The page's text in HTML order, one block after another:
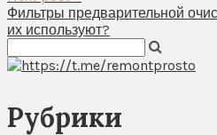
Фильтры предварительной
их используют?
Рубрики